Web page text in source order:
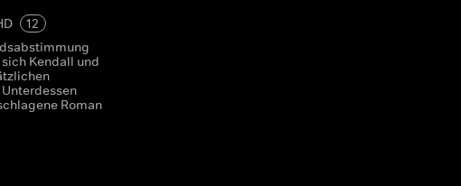
12
Kendall und
Roman